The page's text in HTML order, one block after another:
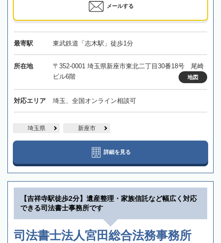
メールする
最寄駅 東武鉄道「志木駅」徒歩1分
所在地
〒352-0001 埼玉県新座市東北二丁目30番18号 尾崎
ビル6階
地図
対応エリア 埼玉、全国オンライン相談可
埼玉県 新座市
詳細を見る
【吉祥寺駅徒歩2分】遺産整理・家族信託など幅広く対応
できる司法書士事務所です
司法書士法人宮田総合法務事務所